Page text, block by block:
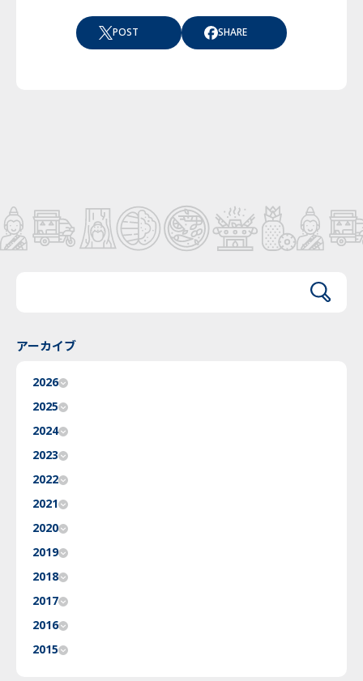
POST SHARE
アーカイブ
2026
2025
2024
2023
2022
2021
2020
2019
2018
2017
2016
2015